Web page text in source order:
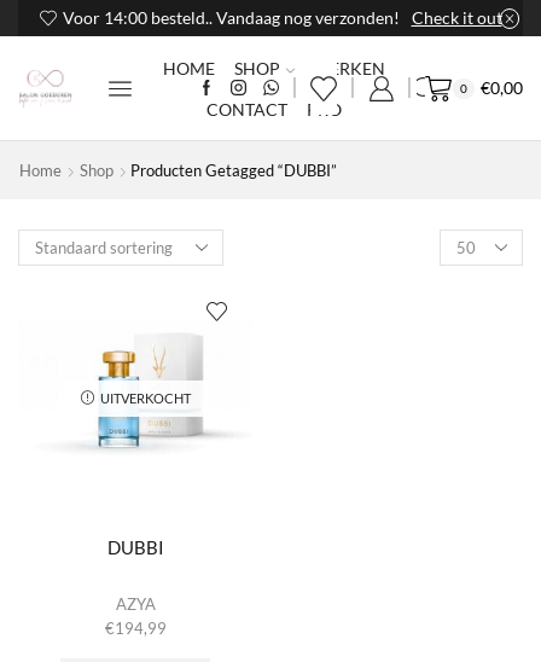
Voor 14:00 besteld.. Vandaag nog verzonden! Check it out
HOME SHOP
MERKEN
CONTACT
PRO
0 €0,00
Home Shop Producten Getagged “DUBBI”
Products
per
UITVERKOCHT
DUBBI
AZYA
€194,99